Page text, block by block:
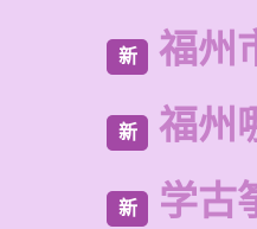
新 福州
新 福州
新 学古